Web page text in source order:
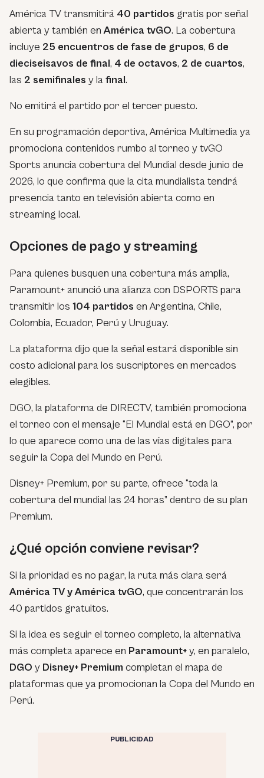
América TV transmitirá 40 partidos gratis por señal
abierta y también enAmérica tvGO. La cobertura
incluye 25 encuentros de fase de grupos, 6 de
dieciseisavos de final, 4 de octavos, 2 de cuartos,
las 2 semifinales y la final.
No emitirá el partido por el tercer puesto.
En su programación deportiva, América Multimedia ya
promociona contenidos rumbo al torneo y tvGO
Sports anuncia cobertura del Mundial desde junio de
2026, lo que confirma que la cita mundialista tendrá
presencia tanto en televisión abierta como en
streaming local.
Opciones de pago y streaming
Para quienes busquen una cobertura más amplia,
Paramount+ anunció una alianza con DSPORTS para
transmitir los 104 partidos en Argentina, Chile,
Colombia, Ecuador, Perú y Uruguay.
La plataforma dijo que la señal estará disponible sin
costo adicional para los suscriptores en mercados
elegibles.
DGO, la plataforma de DIRECTV, también promociona
el torneo con el mensaje “El Mundial está en DGO”, por
lo que aparece como una de las vías digitales para
seguir la Copa del Mundo en Perú.
Disney+ Premium, por su parte, ofrece “toda la
cobertura del mundial las 24 horas” dentro de su plan
Premium.
¿Qué opción conviene revisar?
Si la prioridad es no pagar, la ruta más clara será
América TV y América tvGO, que concentrarán los
40 partidos gratuitos.
Si la idea es seguir el torneo completo, la alternativa
más completa aparece en Paramount+y, en paralelo,
DGO y Disney+ Premium completan el mapa de
plataformas que ya promocionan la Copa del Mundo en
Perú.
PUBLICIDAD